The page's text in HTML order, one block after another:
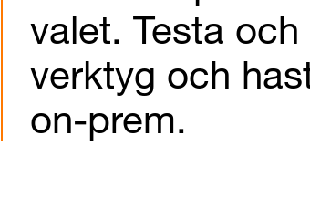
valet. Testa
verktyg och
on-prem.